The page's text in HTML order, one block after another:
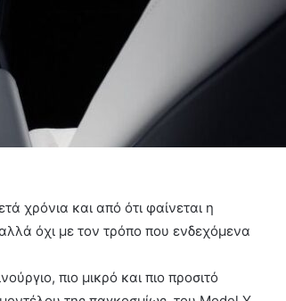
χρόνια και από ότι φαίνεται η
όχι με τον τρόπο που ενδεχόμενα
πιο μικρό και πιο προσιτό